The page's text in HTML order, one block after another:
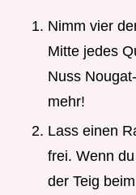
Nimm vier
Mitte jedes
Nuss
mehr!
Lass einen
frei. Wenn
der Teig